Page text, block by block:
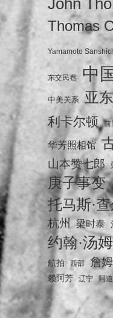
John
Thomas
Yamamoto
东交民巷 中
中美关系 亚
利卡尔顿 前
华芳照相馆
山本赞七郎
庚子事变
托马斯·
杭州 梁时泰
约翰·汤
航拍 西部 詹
赖阿芳 辽宁 阿